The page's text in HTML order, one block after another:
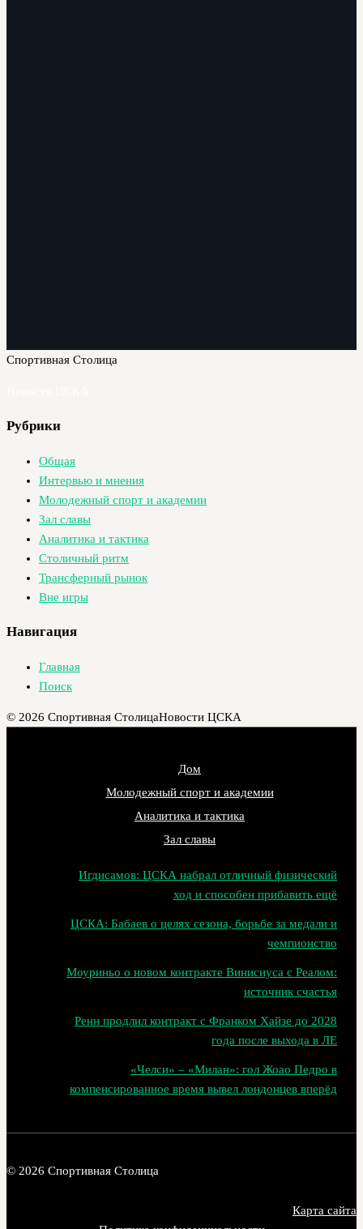
Спортивная Столица
Рубрики
Общая
Интервью и мнения
Молодежный спорт и академии
Зал славы
Аналитика и тактика
Столичный ритм
Трансферный рынок
Вне игры
Навигация
Главная
Поиск
© 2026 Спортивная СтолицаНовости ЦСКА
Дом
Молодежный спорт и академии
Аналитика и тактика
Зал славы
Игдисамов: ЦСКА набрал отличный физический
ход и способен прибавить ещё
ЦСКА: Бабаев о целях сезона, борьбе за медали и
чемпионство
Моуриньо о новом контракте Винисиуса с Реалом:
источник счастья
Ренн продлил контракт с Франком Хайзе до 2028
года после выхода в ЛЕ
«Челси» – «Милан»: гол Жоао Педро в
компенсированное время вывел лондонцев вперёд
© 2026 Спортивная Столица
Карта сайта